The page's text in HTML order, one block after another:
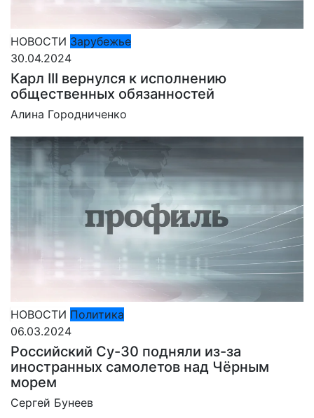
НОВОСТИ Зарубежье
30.04.2024
Карл III вернулся к исполнению
общественных обязанностей
Алина Городниченко
НОВОСТИ Политика
06.03.2024
Российский Су-30 подняли из-за
иностранных самолетов над Чёрным
морем
Сергей Бунеев